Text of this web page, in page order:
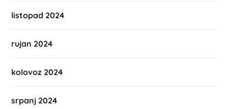
listopad 2024
rujan 2024
kolovoz 2024
srpanj 2024